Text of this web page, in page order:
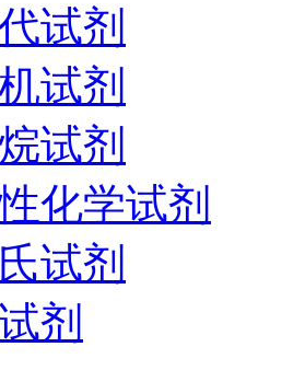
试剂
试剂
试剂
化学试剂
试剂
剂